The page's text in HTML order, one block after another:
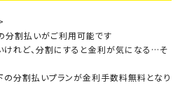
割払いがご利用可能です
けれど、分割にすると金利が気になる…そ
分割払いプランが金利手数料無料となり